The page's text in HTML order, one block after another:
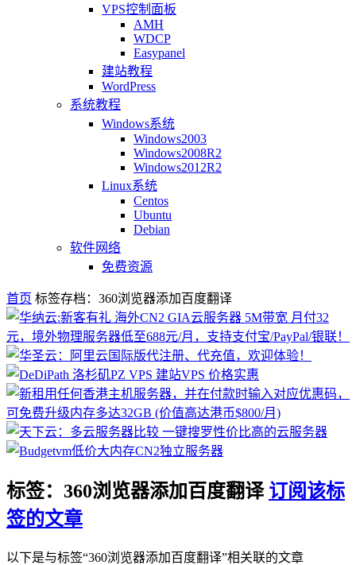
VPS控制面板
AMH
WDCP
Easypanel
建站教程
WordPress
系统教程
Windows系统
Windows2003
Windows2008R2
Windows2012R2
Linux系统
Centos
Ubuntu
Debian
软件网络
免费资源
首页 标签存档：360浏览器添加百度翻译
标签：360浏览器添加百度翻译 订阅该标
签的文章
以下是与标签“360浏览器添加百度翻译”相关联的文章